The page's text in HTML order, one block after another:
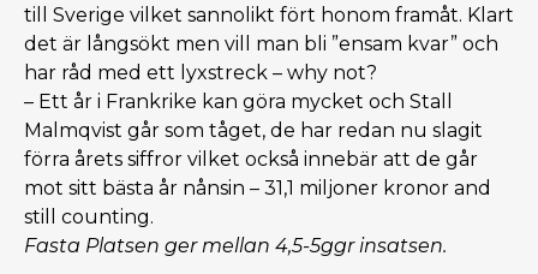
till Sverige vilket sannolikt fört honom framåt. Klart
det är långsökt men vill man bli ”ensam kvar” och
har råd med ett lyxstreck – why not?
– Ett år i Frankrike kan göra mycket och Stall
Malmqvist går som tåget, de har redan nu slagit
förra årets siffror vilket också innebär att de går
mot sitt bästa år nånsin – 31,1 miljoner kronor and
still counting.
Fasta Platsen ger mellan 4,5-5ggr insatsen.